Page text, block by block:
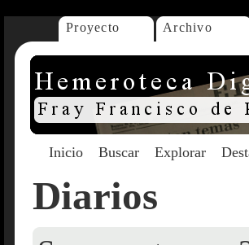
Proyecto Archivo
Inicio Buscar Explorar
Diarios